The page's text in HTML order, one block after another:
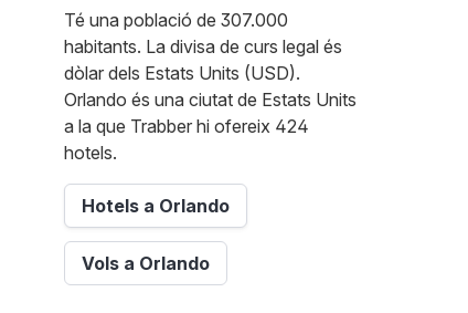
Té una població de 307.000
habitants. La divisa de curs legal és
dòlar dels Estats Units (USD).
Orlando és una ciutat de Estats Units
a la que Trabber hi ofereix 424
hotels.
Hotels a Orlando
Vols a Orlando